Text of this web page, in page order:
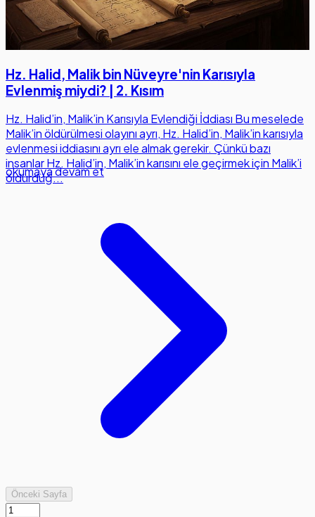
Hz. Halid, Malik bin Nüveyre'nin Karısıyla
Evlenmiş miydi? | 2. Kısım
Hz. Halid’in, Malik’in Karısıyla Evlendiği İddiası Bu meselede
Malik’in öldürülmesi olayını ayrı, Hz. Halid’in, Malik’in karısıyla
evlenmesi iddiasını ayrı ele almak gerekir. Çünkü bazı
insanlar Hz. Halid’in, Malik’in karısını ele geçirmek için Malik’i
öldürdüğ...
okumaya devam et
Önceki Sayfa